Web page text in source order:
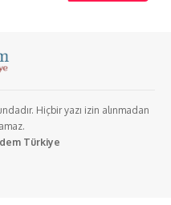
Hiçbir yazı izin alınmadan
Türkiye